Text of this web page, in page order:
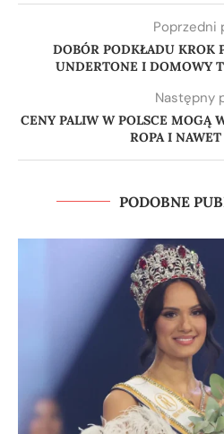
Poprzedni
DOBÓR PODKŁADU KROK
UNDERTONE I DOMOWY
Następny
CENY PALIW W POLSCE MOGĄ
ROPA I
PODOBNE